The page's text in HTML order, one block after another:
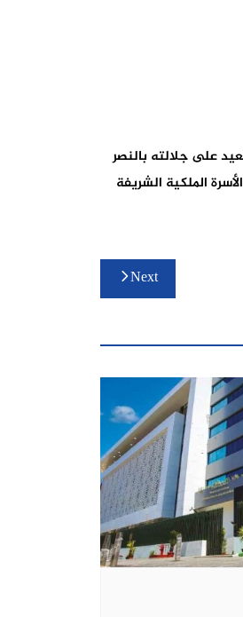
على جلالته بالنصر
الملكية الشريفة
Next